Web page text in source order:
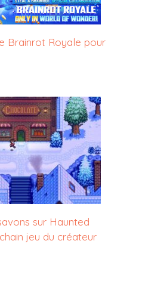
Brainrot Royale pour
sur Haunted
jeu du créateur